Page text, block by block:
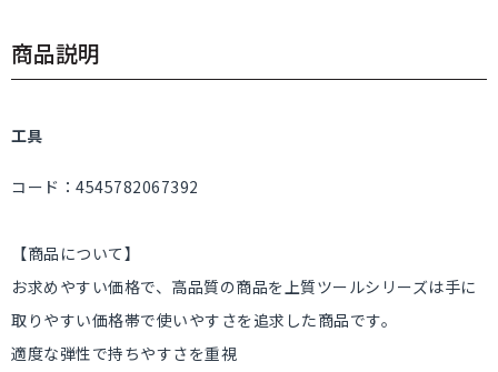
商品説明
工具
コード：4545782067392
【商品について】
お求めやすい価格で、高品質の商品を上質ツールシリーズは手に
取りやすい価格帯で使いやすさを追求した商品です。
適度な弾性で持ちやすさを重視